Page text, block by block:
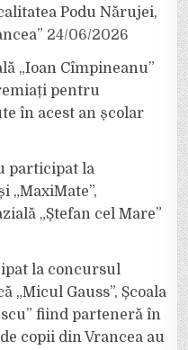
Podu Nărujei,
24/06/2026
„Ioan Cîmpineanu”
pentru
în acest an școlar
participat la
„MaxiMate”,
„Ștefan cel Mare”
la concursul
„Micul Gauss”, Școala
fiind parteneră în
copii din Vrancea au